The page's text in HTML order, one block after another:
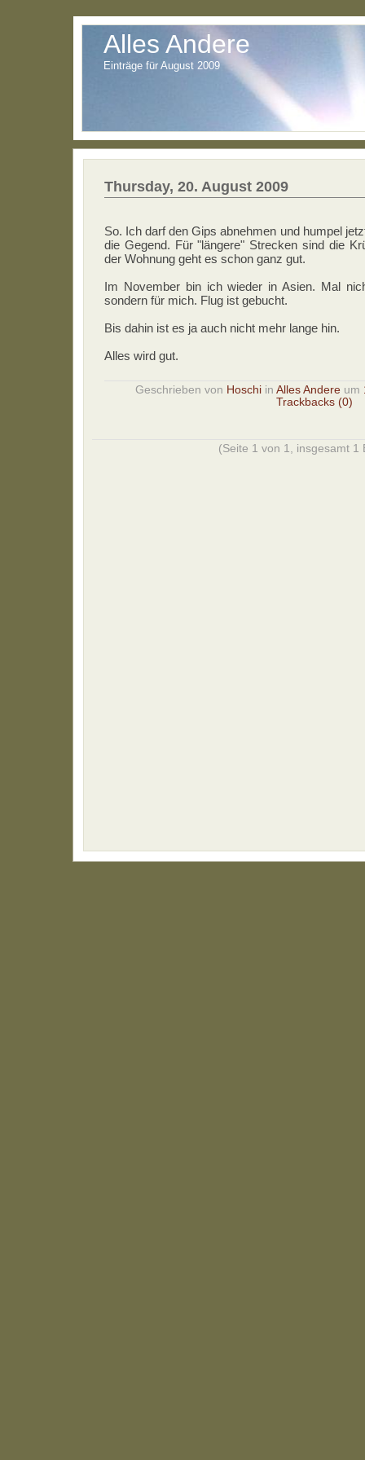
Alles Andere
Einträge für August 2009
Thursday, 20. August 2009
So. Ich darf den Gips abnehmen und humpel
die Gegend. Für "längere" Strecken sind die
der Wohnung geht es schon ganz gut.
Im November bin ich wieder in Asien. Mal
sondern für mich. Flug ist gebucht.
Bis dahin ist es ja auch nicht mehr lange hin.
Alles wird gut.
Geschrieben von Hoschi in Alles Andere um
Trackbacks (0)
(Seite 1 von 1, insgesamt 1